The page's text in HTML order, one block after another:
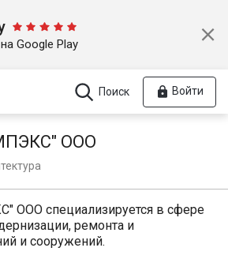
Google Play
Поиск Войти
ООО
специализируется в сфере
ремонта и
и сооружений.